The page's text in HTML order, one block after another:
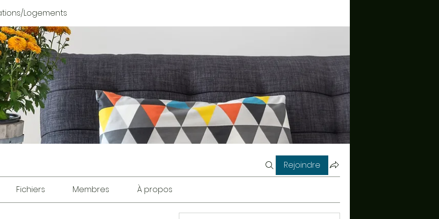
Logements
Rejoindre
Fichiers Membres À propos